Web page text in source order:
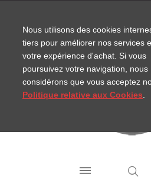
Nous utilisons des cookies
tiers pour améliorer nos services
votre expérience d'achat. Si vous
poursuivez votre navigation, nous
considérons que vous acceptez
Politique relative aux Cookies